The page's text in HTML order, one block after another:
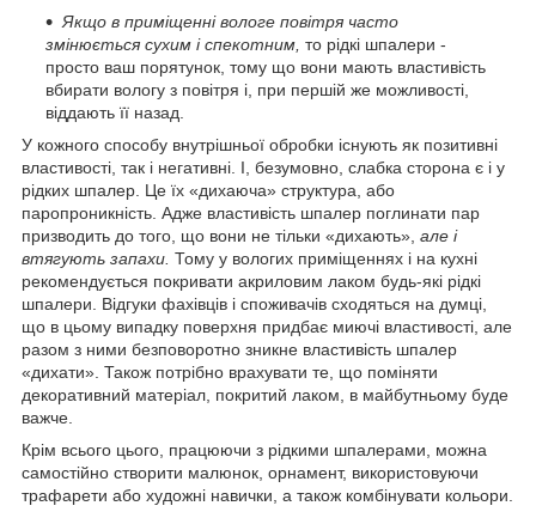
Якщо в приміщенні вологе повітря часто
змінюється сухим і спекотним, то рідкі шпалери -
просто ваш порятунок, тому що вони мають властивість
вбирати вологу з повітря і, при першій же можливості,
віддають її назад.
У кожного способу внутрішньої обробки існують як позитивні
властивості, так і негативні. І, безумовно, слабка сторона є і у
рідких шпалер. Це їх «дихаюча» структура, або
паропроникність. Адже властивість шпалер поглинати пар
призводить до того, що вони не тільки «дихають», але і
втягують запахи. Тому у вологих приміщеннях і на кухні
рекомендується покривати акриловим лаком будь-які рідкі
шпалери. Відгуки фахівців і споживачів сходяться на думці,
що в цьому випадку поверхня придбає миючі властивості, але
разом з ними безповоротно зникне властивість шпалер
«дихати». Також потрібно врахувати те, що поміняти
декоративний матеріал, покритий лаком, в майбутньому буде
важче.
Крім всього цього, працюючи з рідкими шпалерами, можна
самостійно створити малюнок, орнамент, використовуючи
трафарети або художні навички, а також комбінувати кольори.